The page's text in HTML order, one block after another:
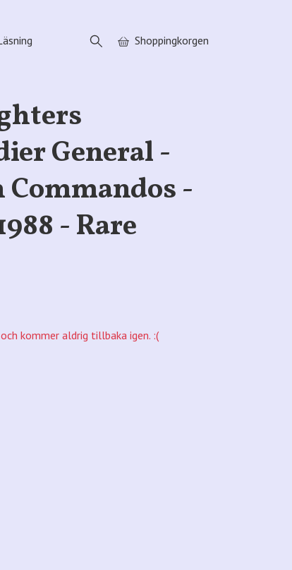
Shoppingkorgen
General -
-
- Rare
kommer aldrig tillbaka igen. :(